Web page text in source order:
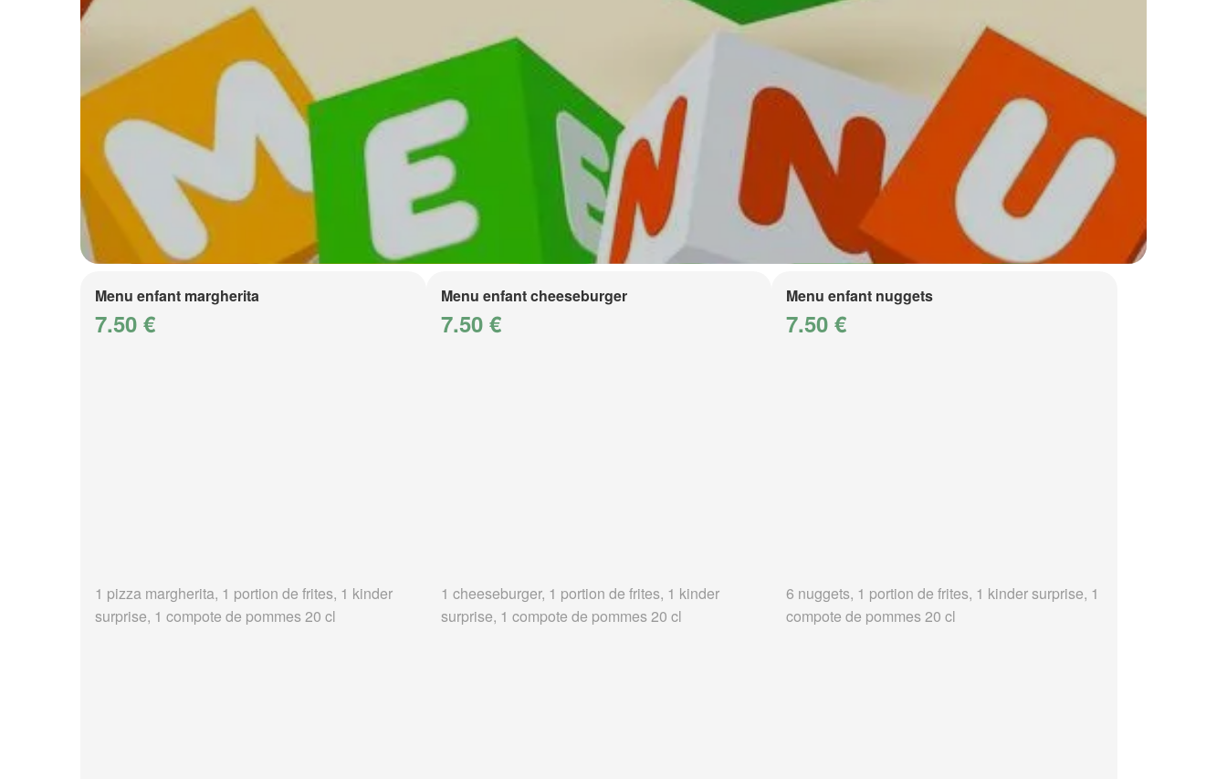
Menu enfant margherita
7.50 €
1 pizza margherita, 1 portion de frites, 1 kinder
surprise, 1 compote de pommes 20 cl
Menu enfant cheeseburger
7.50 €
1 cheeseburger, 1 portion de frites, 1 kinder
surprise, 1 compote de pommes 20 cl
Menu enfant nuggets
7.50 €
6 nuggets, 1 portion de frites, 1 kinder surprise, 1
compote de pommes 20 cl